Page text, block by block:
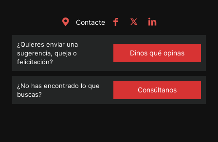
Contacte
¿Quieres enviar una
sugerencia, queja o
felicitación?
Dinos qué opinas
¿No has encontrado lo que
buscas?
Consúltanos